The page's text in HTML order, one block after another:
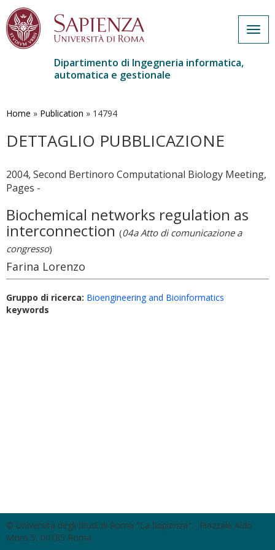
contenuto
Dipartimento di Ingegneria informatica,
automatica e gestionale
Home » Publication » 14794
DETTAGLIO PUBBLICAZIONE
2004, Second Bertinoro Computational Biology Meeting,
Pages -
Biochemical networks regulation as
interconnection (04a Atto di comunicazione a
congresso)
Farina Lorenzo
Gruppo di ricerca: Bioengineering and Bioinformatics
keywords
© Università degli Studi di Roma "La Sapienza" - Piazzale Aldo
Moro 5, 00185 Roma